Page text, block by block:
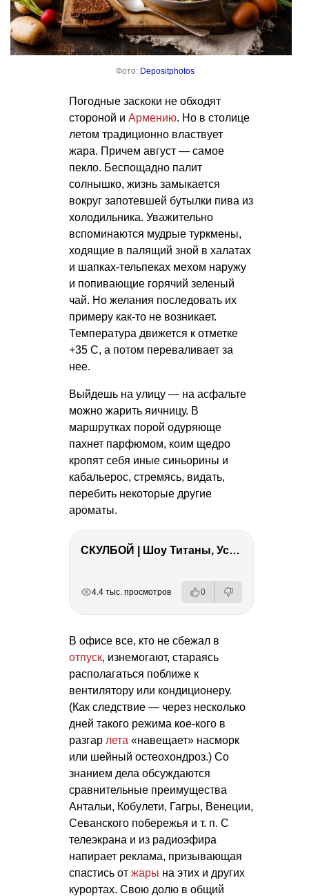
Фото: Depositphotos
Погодные заскоки не обходят
стороной и Армению. Но в столице
летом традиционно властвует
жара. Причем август — самое
пекло. Беспощадно палит
солнышко, жизнь замыкается
вокруг запотевшей бутылки пива из
холодильника. Уважительно
вспоминаются мудрые туркмены,
ходящие в палящий зной в халатах
и шапках-тельпеках мехом наружу
и попивающие горячий зеленый
чай. Но желания последовать их
примеру как-то не возникает.
Температура движется к отметке
+35 С, а потом переваливает за
нее.
Выйдешь на улицу — на асфальте
можно жарить яичницу. В
маршрутках порой одуряюще
пахнет парфюмом, коим щедро
кропят себя иные синьорины и
кабальерос, стремясь, видать,
перебить некоторые другие
ароматы.
СКУЛБОЙ | Шоу Титаны, Усейн Болт, Ларрат, Зашквар!
4.4 тыс. просмотров 0
В офисе все, кто не сбежал в
отпуск, изнемогают, стараясь
располагаться поближе к
вентилятору или кондиционеру.
(Как следствие — через несколько
дней такого режима кое-кого в
разгар лета «навещает» насморк
или шейный остеохондроз.) Со
знанием дела обсуждаются
сравнительные преимущества
Антальи, Кобулети, Гагры, Венеции,
Севанского побережья и т. п. С
телеэкрана и из радиоэфира
напирает реклама, призывающая
спастись от жары на этих и других
курортах. Свою долю в общий